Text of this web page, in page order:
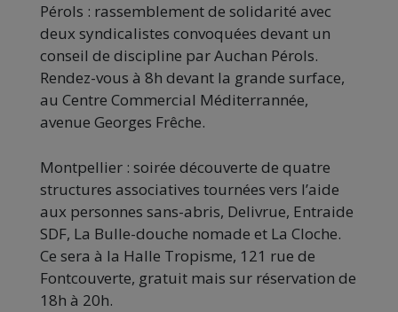
Pérols : rassemblement de solidarité avec
deux syndicalistes convoquées devant un
conseil de discipline par Auchan Pérols.
Rendez-vous à 8h devant la grande surface,
au Centre Commercial Méditerrannée,
avenue Georges Frêche.
Montpellier : soirée découverte de quatre
structures associatives tournées vers l’aide
aux personnes sans-abris, Delivrue, Entraide
SDF, La Bulle-douche nomade et La Cloche.
Ce sera à la Halle Tropisme, 121 rue de
Fontcouverte, gratuit mais sur réservation de
18h à 20h.